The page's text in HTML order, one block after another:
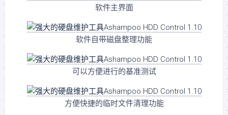
软件主界面
软件自带磁盘整理功能
可以方便进行的基准测试
方便快捷的临时文件清理功能